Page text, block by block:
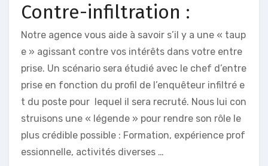
Contre-infiltration :
Notre agence vous aide à savoir s’il y a une « taup
e » agissant contre vos intérêts dans votre entre
prise. Un scénario sera étudié avec le chef d’entre
prise en fonction du profil de l’enquêteur infiltré e
t du poste pour lequel il sera recruté. Nous lui con
struisons une « légende » pour rendre son rôle le
plus crédible possible : Formation, expérience prof
essionnelle, activités diverses …